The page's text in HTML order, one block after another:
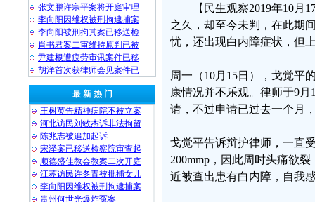
张文鹏许宗平案将开庭审理
李向阳因维权被刑拘逮捕案
李向阳被刑拘其案已移送检
肖书君案二审维持原判已被
尹建根遭疲劳审讯案件已移
胡洋首次获律师会见案件已
最 新 热 门
王树英告精神病院不被立案
河北访民刘敏杰诉非法拘留
陈兆志被追加起诉
宋泽案已移送检察院审查起
顺德盛佳教会教案二次开庭
江苏访民许冬青被批捕女儿
李向阳因维权被刑拘逮捕案
贵州何世光爆炸冤案
【民生观察2019年10
之久，却至今未判，在此期
忧，还出现白内障症状，但
周一（10月15日），戈觉平
康情况并不乐观。律师于9
请，不过申请已过去一个月
戈觉平告诉辩护律师，一直
200mmp，因此周时头痛欲
近被查出患有白内障，自我